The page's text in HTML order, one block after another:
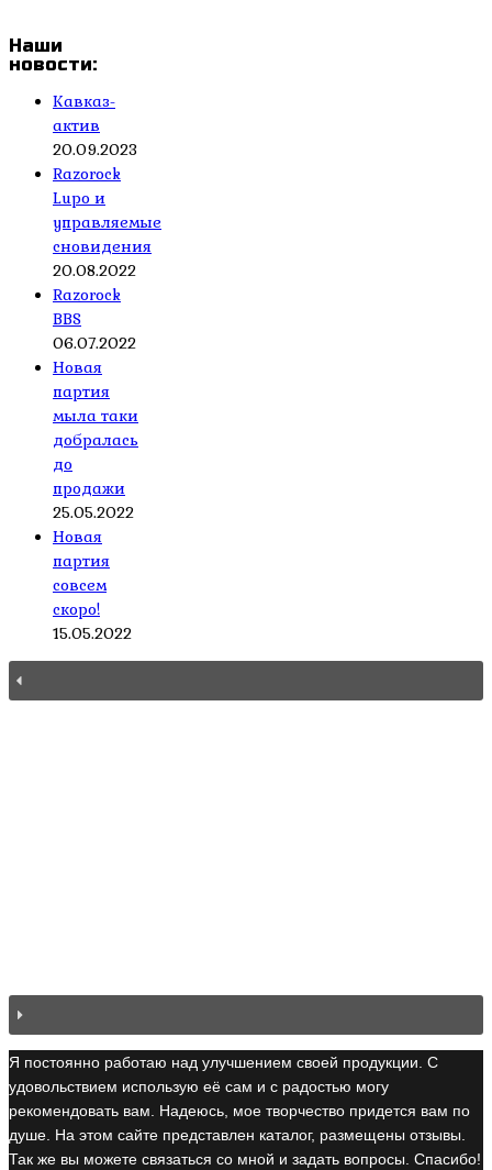
Наши
новости:
Кавказ-
актив
20.09.2023
Razorock
Lupo и
управляемые
сновидения
20.08.2022
Razorock
BBS
06.07.2022
Новая
партия
мыла таки
добралась
до
продажи
25.05.2022
Новая
партия
совсем
скоро!
15.05.2022
Я постоянно работаю над улучшением своей продукции. С
удовольствием использую её сам и с радостью могу
рекомендовать вам. Надеюсь, мое творчество придется вам по
душе. На этом сайте представлен каталог, размещены отзывы.
Так же вы можете связаться со мной и задать вопросы. Спасибо!